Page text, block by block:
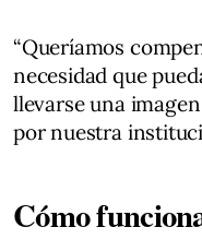
“Queríamos
necesidad que
llevarse una
por nuestra
Cómo